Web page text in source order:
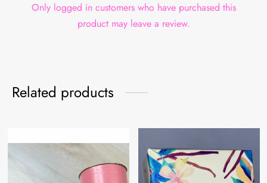
Only logged in customers who have purchased this
product may leave a review.
Related products